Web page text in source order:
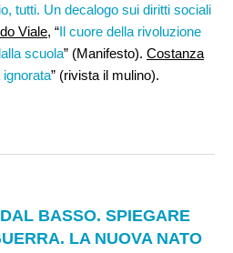
tutti. Un decalogo sui diritti sociali
Viale, “Il cuore della rivoluzione
scuola” (Manifesto). Costanza
ignorata” (rivista il mulino).
BASSO. SPIEGARE
LA NUOVA NATO